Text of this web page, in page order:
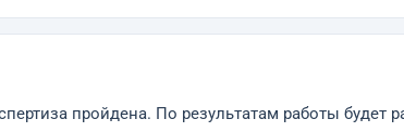
пройдена. По результатам работы будет